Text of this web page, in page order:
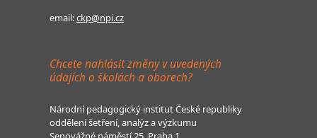
email:ckp@npi.cz
Chcete nahlásit změny v uvedených
údajích o školách a oborech?
Národní pedagogický institut České republiky
oddělení šetření, analýz a výzkumu